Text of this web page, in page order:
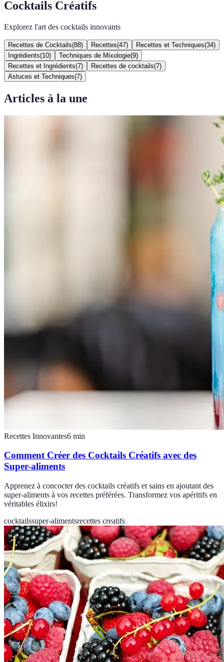
Cocktails Créatifs
Explorez l'art des cocktails innovants
Recettes de Cocktails(88) Recettes(47) Recettes et Techniques(34)
Ingrédients(10) Techniques de Mixologie(9)
Recettes et Ingrédients(7) Recettes de cocktails(7)
Astuces et Techniques(7)
Articles à la une
Recettes Innovantes6 min
Comment Créer des Cocktails Créatifs avec des
Super-aliments
Apprenez à concocter des cocktails créatifs et sains en ajoutant des
super-aliments à vos recettes préférées. Transformez vos apéritifs en
véritables élixirs!
cocktailssuper-alimentsrecettes creatifs